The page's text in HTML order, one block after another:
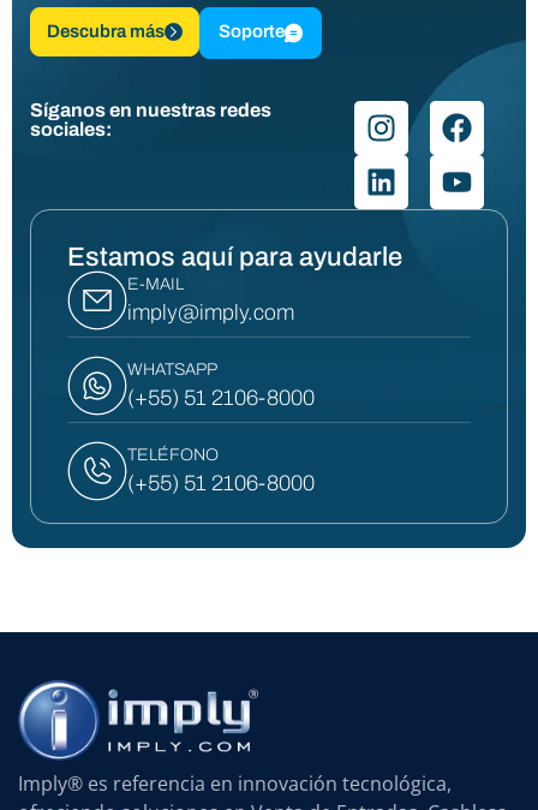
Descubra más Soporte
Síganos en nuestras redes
sociales:
Estamos aquí para ayudarle
E-MAIL
imply@imply.com
WHATSAPP
(+55) 51 2106-8000
TELÉFONO
(+55) 51 2106-8000
Imply® es referencia en innovación tecnológica,